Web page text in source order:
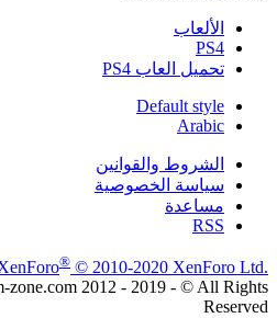
الألعاب
PS4
تحميل العاب PS4
Default style
Arabic
الشروط والقوانين
سياسة الخصوصية
مساعدة
RSS
® © 2010-2020 XenForo Ltd.
zone.com 2012 - 2019 - © All Rights
Reserved